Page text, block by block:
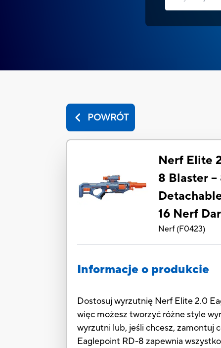
POWRÓT
Nerf Elite
8 Blaster
16 Nerf
Nerf(F0423)
Informacje o produkcie
Dostosuj wyrzutnię Nerf Elite 2.0
więc możesz tworzyć różne style
wyrzutni lub, jeśli chcesz, zamontuj
Eaglepoint RD-8 zapewnia